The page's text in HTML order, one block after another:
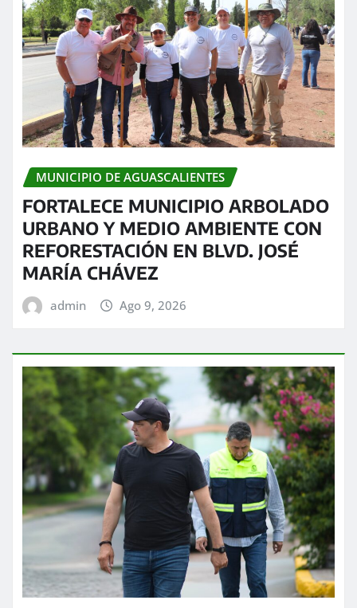
MUNICIPIO DE AGUASCALIENTES
FORTALECE MUNICIPIO ARBOLADO
URBANO Y MEDIO AMBIENTE CON
REFORESTACIÓN EN BLVD. JOSÉ
MARÍA CHÁVEZ
admin Ago 9, 2026